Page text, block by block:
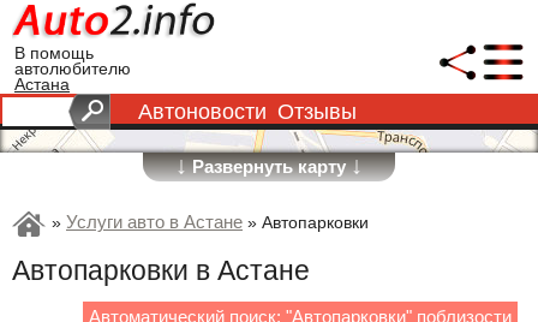
В помощь
автолюбителю
Астана
Автоновости Отзывы
↓Развернуть карту↓
» Услуги авто в Астане » Автопарковки
Автопарковки в Астане
Автоматический поиск: "Автопарковки" поблизости